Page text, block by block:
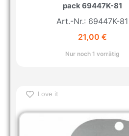
pack 69447K-81
Art.-Nr.: 69447K-81
21,00 €
Nur noch 1 vorrätig
Love it